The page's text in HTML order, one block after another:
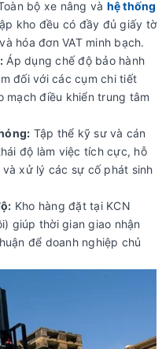
bộ xe nâng và hệ thống
kho đều có đầy đủ giấy tờ
hóa đơn VAT minh bạch.
Áp dụng chế độ bảo hành
đối với các cụm chi tiết
mạch điều khiển trung tâm
Tập thể kỹ sư và cán
độ làm việc tích cực, hỗ
xử lý các sự cố phát sinh
Kho hàng đặt tại KCN
giúp thời gian giao nhận
để doanh nghiệp chủ